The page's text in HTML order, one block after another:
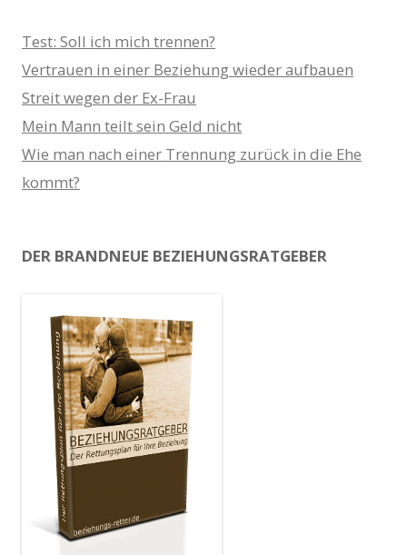
Test: Soll ich mich trennen?
Vertrauen in einer Beziehung wieder aufbauen
Streit wegen der Ex-Frau
Mein Mann teilt sein Geld nicht
Wie man nach einer Trennung zurück in die Ehe
kommt?
DER BRANDNEUE BEZIEHUNGSRATGEBER